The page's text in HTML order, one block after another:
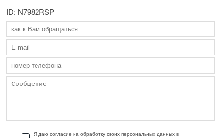
ID: N7982RSP
Я даю согласие на обработку своих персональных данных в